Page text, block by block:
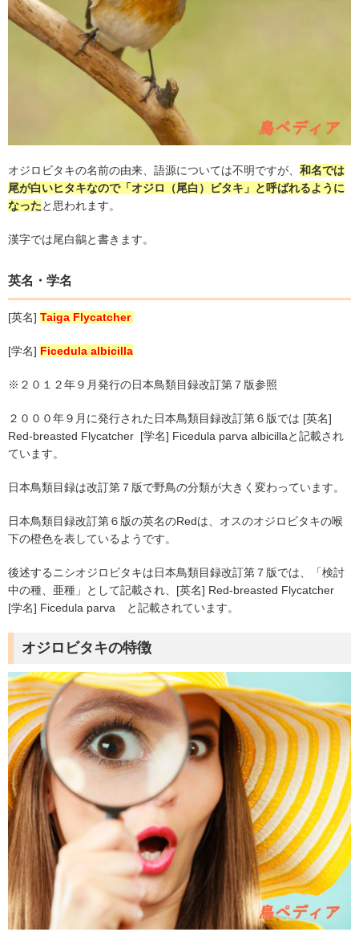
オジロビタキの名前の由来、語源については不明ですが、 和名では
尾が白いヒタキなので「オジロ（尾白）ビタキ」と呼ばれるように
なったと思われます。
漢字では尾白鶲と書きます。
英名・学名
[英名] Taiga Flycatcher
[学名] Ficedula albicilla
※ ２０１２年９月発行の日本鳥類目録改訂第７版参照
２０００年９月に発行された日本鳥類目録改訂第６版では [英名]
Red-breasted Flycatcher [学名] Ficedula parva albicillaと記載され
ています。
日本鳥類目録は改訂第７版で野鳥の分類が大きく変わっています。
日本鳥類目録改訂第６版の英名のRedは、オスのオジロビタキの喉
下の橙色を表しているようです。
後述するニシオジロビタキは日本鳥類目録改訂第７版では、「検討
中の種、亜種」として記載され、 [英名] Red-breasted Flycatcher
[学名] Ficedula parva と記載されています。
オジロビタキの特徴